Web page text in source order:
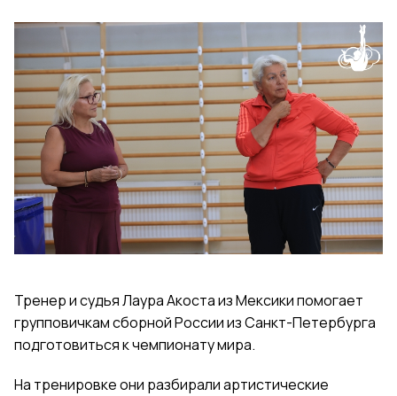
Тренер и судья Лаура Акоста из Мексики помогает
групповичкам сборной России из Санкт-Петербурга
подготовиться к чемпионату мира.
На тренировке они разбирали артистические